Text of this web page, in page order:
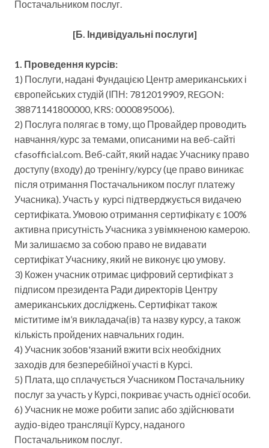
Постачальником послуг.
[Б. Індивідуальні послуги]
1. Проведення курсів:
1) Послуги, надані Фундацією Центр американських і
європейських студій (ІПН: 7812019909, REGON:
38871141800000, KRS: 0000895006).
2) Послуга полягає в тому, що Провайдер проводить
навчання/курс за темами, описаними на веб-сайті
cfasofficial.com. Веб-сайт, який надає Учаснику право
доступу (входу) до тренінгу/курсу (це право виникає
після отримання Постачальником послуг платежу
Учасника). Участь у курсі підтверджується видачею
сертифіката. Умовою отримання сертифікату є 100%
активна присутність Учасника з увімкненою камерою.
Ми залишаємо за собою право не видавати
сертифікат Учаснику, який не виконує цю умову.
3) Кожен учасник отримає цифровий сертифікат з
підписом президента Ради директорів Центру
американських досліджень. Сертифікат також
міститиме ім’я викладача(ів) та назву курсу, а також
кількість пройдених навчальних годин.
4) Учасник зобов'язаний вжити всіх необхідних
заходів для безперебійної участі в Курсі.
5) Плата, що сплачується Учасником Постачальнику
послуг за участь у Курсі, покриває участь однієї особи.
6) Учасник не може робити запис або здійснювати
аудіо-відео трансляції Курсу, наданого
Постачальником послуг.